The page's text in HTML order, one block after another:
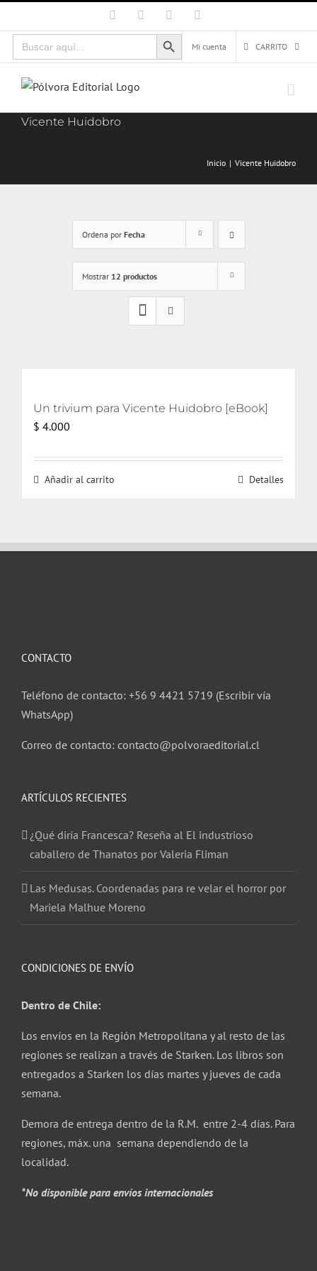
al
contenido
Facebook Instagram
Buscar:
Botón de búsqueda
Mi cuenta
CARRITO
Vicente Huidobro
Inicio Vicente Huidobro
Ordena por Fecha
Mostrar 12 productos
Un trivium para Vicente Huidobro [eBook]
$ 4.000
Añadir al carrito Detalles
CONTACTO
Teléfono de contacto: +56 9 4421 5719 (Escribir vía
WhatsApp)
Correo de contacto: contacto@polvoraeditorial.cl
ARTÍCULOS RECIENTES
¿Qué diría Francesca? Reseña al El industrioso
caballero de Thanatos por Valeria Fliman
Las Medusas. Coordenadas para re velar el horror por
Mariela Malhue Moreno
CONDICIONES DE ENVÍO
Dentro de Chile:
Los envíos en la Región Metropolitana y al resto de las
regiones se realizan a través de Starken. Los libros son
entregados a Starken los días martes y jueves de cada
semana.
Demora de entrega dentro de la R.M. entre 2-4 días. Para
regiones, máx. una semana dependiendo de la
localidad.
*No disponible para envíos internacionales